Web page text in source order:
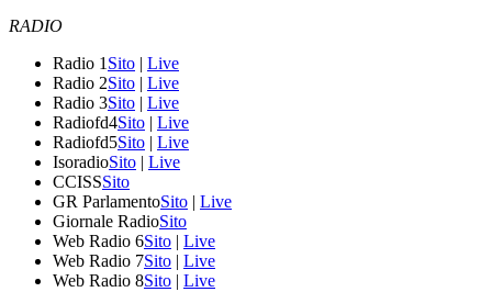
RADIO
Radio 1 Sito | Live
Radio 2Sito | Live
Radio 3Sito | Live
Radiofd4Sito | Live
Radiofd5Sito | Live
IsoradioSito | Live
CCISSSito
GR ParlamentoSito | Live
Giornale RadioSito
Web Radio 6Sito | Live
Web Radio 7Sito | Live
Web Radio 8Sito | Live